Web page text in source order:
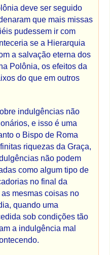
deve ser seguido
que mais missas
pudessem ir com
se a Hierarquia
a salvação eterna dos
Polônia, os efeitos da
do que em outros
indulgências não
e isso é uma
o Bispo de Roma
riquezas da Graça,
não podem
como algum tipo de
no final da
mesmas coisas no
quando uma
sob condições tão
a indulgência mal